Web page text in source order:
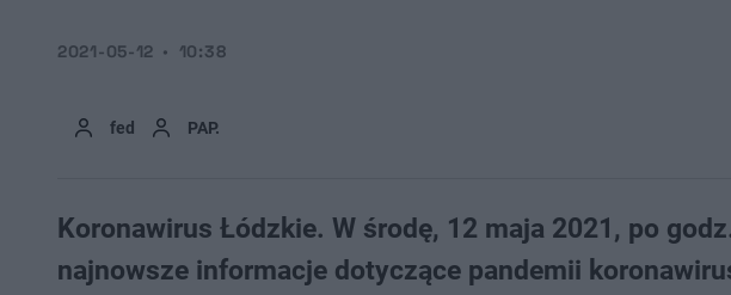
fed PAP.
2021-05-12 10:38
Koronawirus Łódzkie. W środę, 12 maja 2021, po
najnowsze informacje dotyczące pandemii